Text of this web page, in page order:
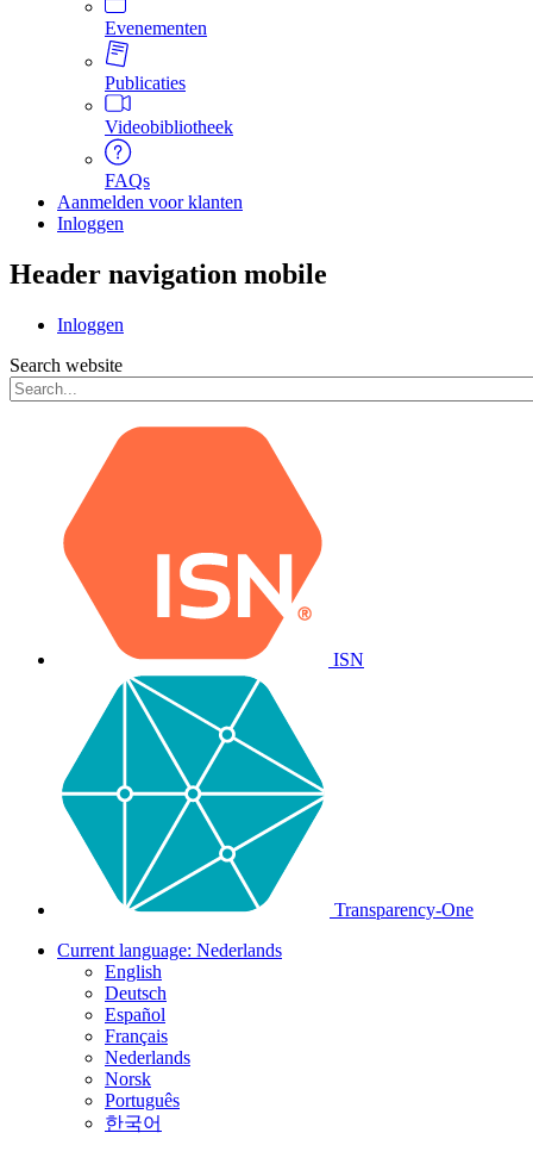
Evenementen
Publicaties
Videobibliotheek
FAQs
Aanmelden voor klanten
Inloggen
Header navigation mobile
Inloggen
Search website
ISN
Transparency-One
Current language: Nederlands
English
Deutsch
Español
Français
Nederlands
Norsk
Português
한국어